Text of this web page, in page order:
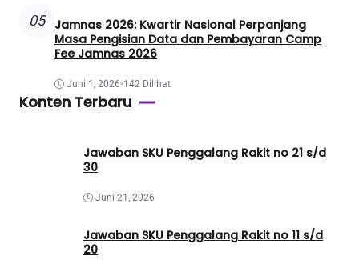
05
Jamnas 2026: Kwartir Nasional Perpanjang
Masa Pengisian Data dan Pembayaran Camp
Fee Jamnas 2026
Juni 1, 2026•142 Dilihat
Konten Terbaru
Jawaban SKU Penggalang Rakit no 21 s/d
30
Juni 21, 2026
Jawaban SKU Penggalang Rakit no 11 s/d
20